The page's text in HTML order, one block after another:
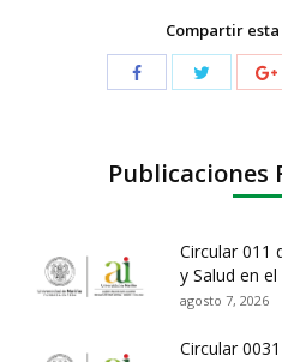
Compartir
Publicaciones
Circular 011
y Salud en
agosto 7, 2026
Circular